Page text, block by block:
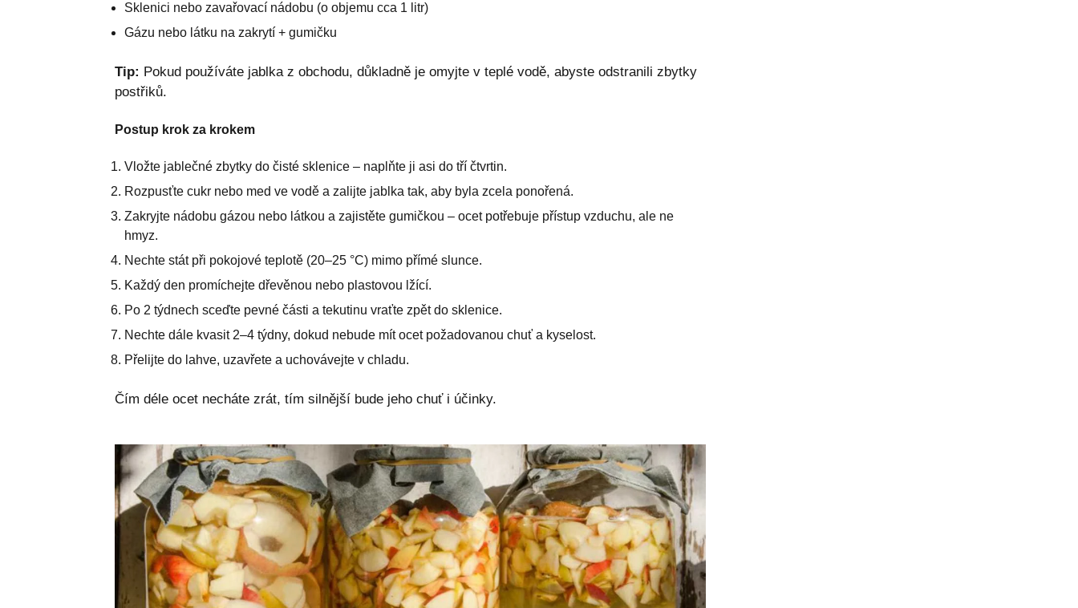
Sklenici nebo zavařovací nádobu (o objemu cca 1 litr)
Gázu nebo látku na zakrytí + gumičku
Tip: Pokud používáte jablka z obchodu, důkladně je omyjte v teplé vodě, abyste odstranili zbytky
postřiků.
Postup krok za krokem
Vložte jablečné zbytky do čisté sklenice – naplňte ji asi do tří čtvrtin.
Rozpusťte cukr nebo med ve vodě a zalijte jablka tak, aby byla zcela ponořená.
Zakryjte nádobu gázou nebo látkou a zajistěte gumičkou – ocet potřebuje přístup vzduchu, ale ne
hmyz.
Nechte stát při pokojové teplotě (20–25 °C) mimo přímé slunce.
Každý den promíchejte dřevěnou nebo plastovou lžící.
Po 2 týdnech sceďte pevné části a tekutinu vraťte zpět do sklenice.
Nechte dále kvasit 2–4 týdny, dokud nebude mít ocet požadovanou chuť a kyselost.
Přelijte do lahve, uzavřete a uchovávejte v chladu.
Čím déle ocet necháte zrát, tím silnější bude jeho chuť i účinky.